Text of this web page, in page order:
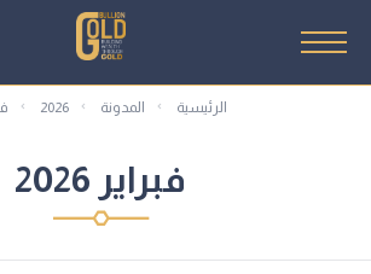
الرئيسية المدونة 2026
فبراير 2026